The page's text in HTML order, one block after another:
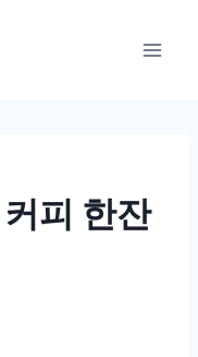
피 한잔